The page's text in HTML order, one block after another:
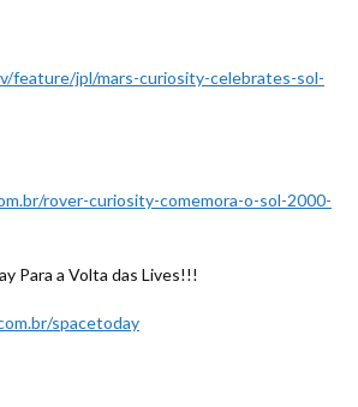
feature/jpl/mars-curiosity-celebrates-sol-
rover-curiosity-comemora-o-sol-2000-
Para a Volta das Lives!!!
spacetoday